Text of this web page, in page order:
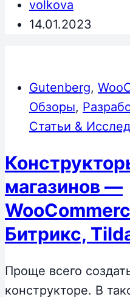
volkova
14.01.2023
Gutenberg,
Обзоры,
Статьи &
магазинов —
Битрикс,
Проще всего
конструкторе. В